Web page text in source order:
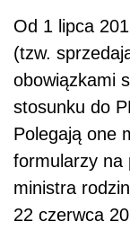
Od 1 lipca
(tzw.
obowiązkami
stosunku do
Polegają one
formularzy na
ministra
22 czerwca